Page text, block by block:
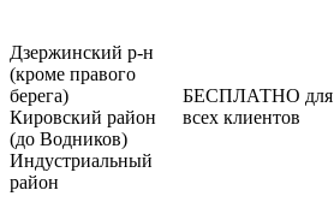
Дзержинский р-н
(кроме правого
берега)
Кировский район
(до Водников)
Индустриальный
район
БЕСПЛАТНО для
всех клиентов